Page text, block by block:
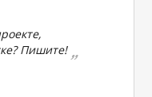
Пишите!